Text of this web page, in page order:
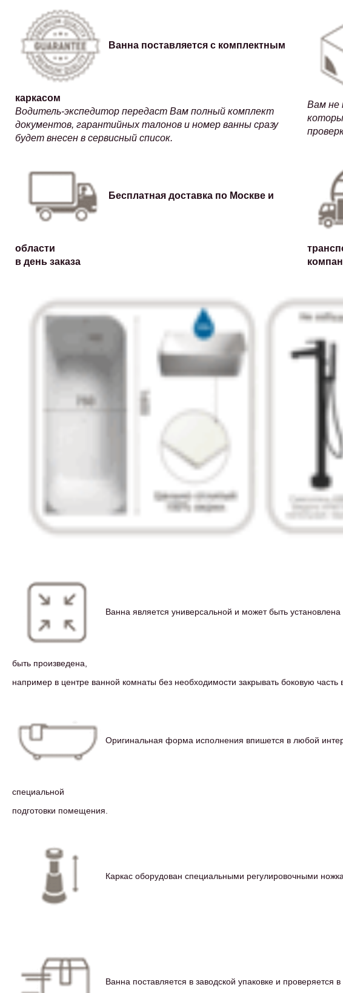
Ванна поставляется с комплектным
каркасом
Водитель-экспедитор передаст Вам полный комплект
документов, гарантийных талонов и номер ванны сразу
будет внесен в сервисный список.
Вам не
Бесплатная доставка по Москве и
области
в день заказа
Ванна является универсальной и может быть
быть произведена,
например в центре ванной комнаты без необходимости закрывать боковую часть
Оригинальная форма исполнения впишется в любой
специальной
подготовки помещения.
Каркас оборудован специальными регулировочными
Ванна поставляется в заводской упаковке и проверяется